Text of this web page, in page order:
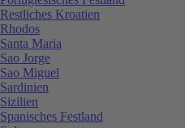
Restliches Kroatien
Rhodos
Santa Maria
Sao Jorge
Sao Miguel
Sardinien
Sizilien
Spanisches Festland